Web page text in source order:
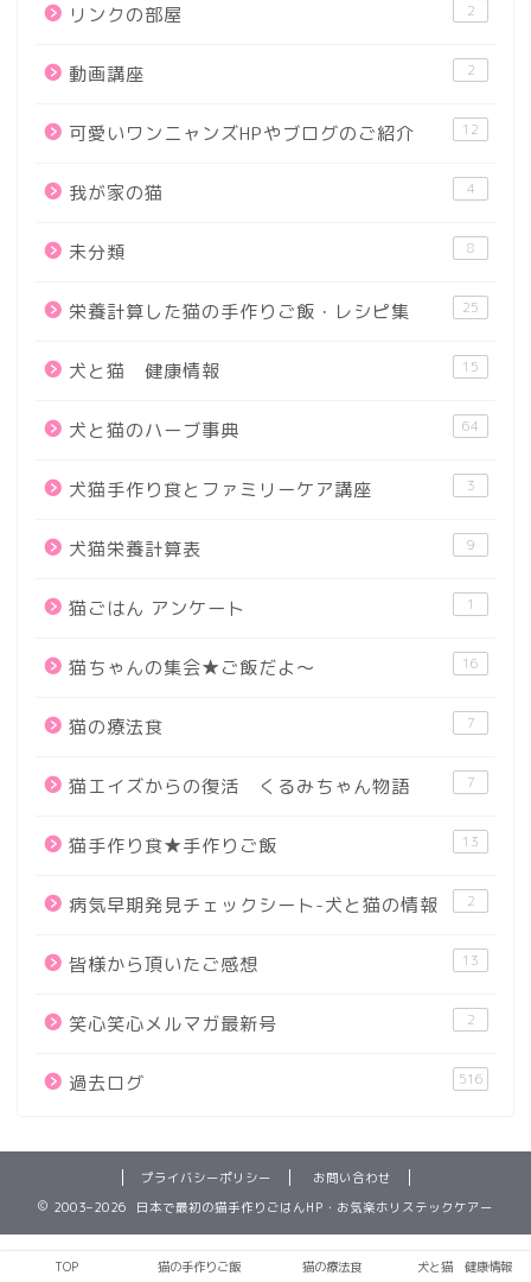
リンクの部屋 2
動画講座 2
可愛いワンニャンズHPやブログのご紹介 12
我が家の猫 4
未分類 8
栄養計算した猫の手作りご飯・レシピ集 25
犬と猫 健康情報 15
犬と猫のハーブ事典 64
犬猫手作り食とファミリーケア講座 3
犬猫栄養計算表 9
猫ごはん アンケート 1
猫ちゃんの集会★ご飯だよ～ 16
猫の療法食 7
猫エイズからの復活 くるみちゃん物語 7
猫手作り食★手作りご飯 13
病気早期発見チェックシート-犬と猫の情報 2
皆様から頂いたご感想 13
笑心笑心メルマガ最新号 2
過去ログ 516
プライバシーポリシー
お問い合わせ
2003–2026 日本で最初の猫手作りごはんHP・お気楽ホリステックケアー
TOP 猫の手作りご飯 猫の療法食 犬と猫 健康情報